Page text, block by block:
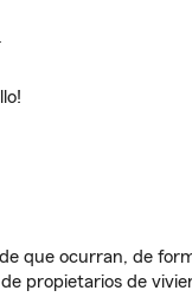
que ocurran, de
propietarios de